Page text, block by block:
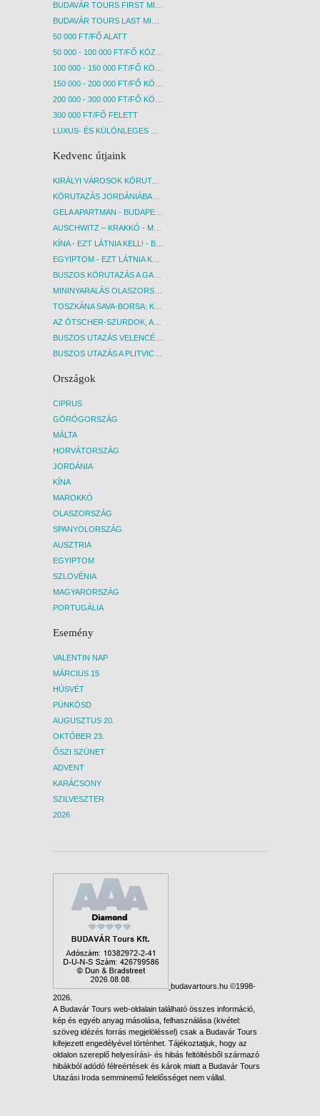
BUDAVÁR TOURS FIRST MINUTE AKCIÓS UTAK
BUDAVÁR TOURS LAST MINUTE AKCIÓS UTAK
50 000 FT/FŐ ALATT
50 000 - 100 000 FT/FŐ KÖZÖTT
100 000 - 150 000 FT/FŐ KÖZÖTT
150 000 - 200 000 FT/FŐ KÖZÖTT
200 000 - 300 000 FT/FŐ KÖZÖTT
300 000 FT/FŐ FELETT
LUXUS- ÉS KÜLÖNLEGES UTAK
Kedvenc útjaink
KIRÁLYI VÁROSOK KÖRUTAZÁS KÖZVETLEN REPÜLŐJÁRATTAL - BUDAPEST, REPÜLŐ
KÖRUTAZÁS JORDÁNIÁBAN, HOLT-TENGERI PIHENÉSSEL - BUDAPEST, REPÜLŐ
GELA APARTMAN - BUDAPEST, REPÜLŐ
AUSCHWITZ – KRAKKÓ - MEGRÁZÓ IDŐUTAZÁS! - BUDAPEST, BUSZ
KÍNA - EZT LÁTNIA KELL! - BUDAPEST, REPÜLŐ
EGYIPTOM - EZT LÁTNIA KELL! - BUDAPEST, REPÜLŐ
BUSZOS KÖRUTAZÁS A GARDA-TÓ KÖRNYÉKÉN - BUDAPEST, BUSZ
MININYARALÁS OLASZORSZÁGBAN: ÉSZAK-OLASZ GYÖNGYSZEMEK NYOMÁBAN - BUDAPEST, BUSZ
TOSZKÁNA SAVA-BORSA: KÓSTOLÓK ÉS KULTURÁLIS UTAZÁS - BUDAPEST, BUSZ
AZ ÖTSCHER-SZURDOK, AUSZTRIA GRAND CANYONJA - BUDAPEST, BUSZ
BUSZOS UTAZÁS VELENCÉBE - BUDAPEST, BUSZ
BUSZOS UTAZÁS A PLITVICEI-TAVAK NEMZETI PARKBA - BUDAPEST, BUSZ
Országok
CIPRUS
GÖRÖGORSZÁG
MÁLTA
HORVÁTORSZÁG
JORDÁNIA
KÍNA
MAROKKÓ
OLASZORSZÁG
SPANYOLORSZÁG
AUSZTRIA
EGYIPTOM
SZLOVÉNIA
MAGYARORSZÁG
PORTUGÁLIA
Esemény
VALENTIN NAP
MÁRCIUS 15
HÚSVÉT
PÜNKÖSD
AUGUSZTUS 20.
OKTÓBER 23.
ŐSZI SZÜNET
ADVENT
KARÁCSONY
SZILVESZTER
2026
budavartours.hu ©1998-
2026.
A Budavár Tours web-oldalain található összes információ,
kép és egyéb anyag másolása, felhasználása (kivétel:
szöveg idézés forrás megjelöléssel) csak a Budavár Tours
kifejezett engedélyével történhet. Tájékoztatjuk, hogy az
oldalon szereplő helyesírási- és hibás feltöltésből származó
hibákból adódó félreértések és károk miatt a Budavár Tours
Utazási Iroda semminemű felelősséget nem vállal.